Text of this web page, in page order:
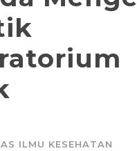
ILMU KESEHATAN